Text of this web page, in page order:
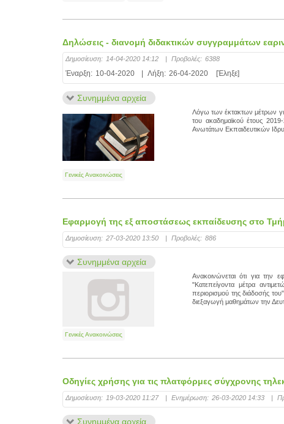
Δηλώσεις - διανομή διδακτικών συγγραμμάτων
Δημοσίευση: 14-04-2020 14:12 | Προβολές: 6388
Έναρξη: 10-04-2020 Λήξη: 26-04-2020 [Έληξε]
Συνημμένα αρχεία
Λόγω των έκτακτων μέτρων
του ακαδημαϊκού έτους
Ανωτάτων Εκπαιδευτικών
Γενικές Ανακοινώσεις
Εφαρμογή της εξ αποστάσεως εκπαίδευσης στo
Δημοσίευση: 27-03-2020 13:50 Προβολές: 886
Συνημμένα αρχεία
Ανακοινώνεται ότι για την
"Κατεπείγοντα μέτρα
περιορισμού της διάδοσής
διεξαγωγή μαθημάτων την
Γενικές Ανακοινώσεις
Οδηγίες χρήσης για τις πλατφόρμες σύγχρονης
Δημοσίευση: 19-03-2020 11:27 Ενημέρωση: 26-03-2020 14:33
Συνημμένα αρχεία